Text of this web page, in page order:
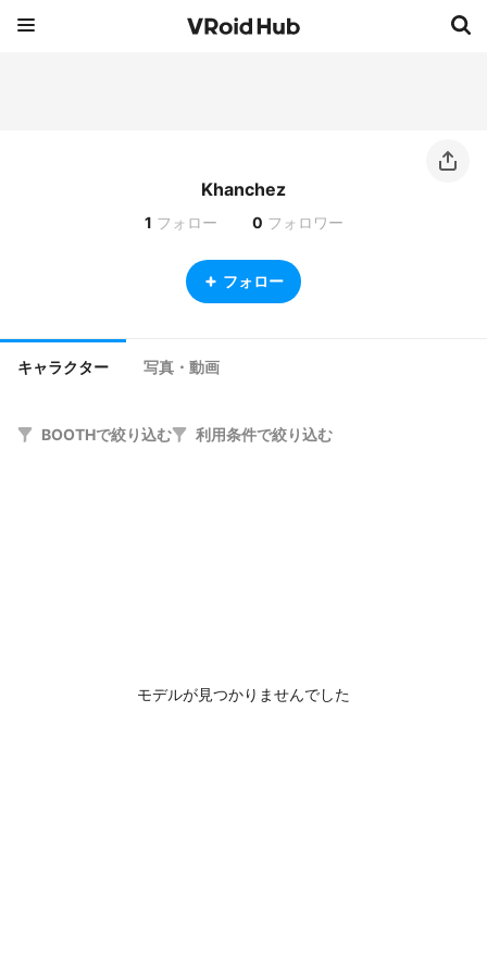
Khanchez
1 フォロー 0 フォロワー
フォロー
キャラクター 写真・動画
BOOTHで絞り込む 利用条件で絞り込む
モデルが見つかりませんでした